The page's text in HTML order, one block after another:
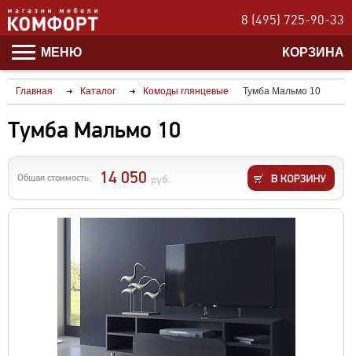
8 (495) 725-90-33
МЕНЮ КОРЗИНА
Главная Каталог Комоды глянцевые Тумба Мальмо 10
Тумба Мальмо 10
Общая стоимость: 14 050 руб.